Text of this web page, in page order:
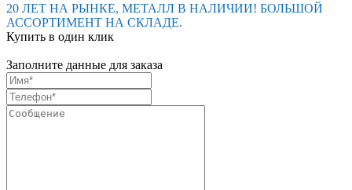
20 ЛЕТ НА РЫНКЕ, МЕТАЛЛ В НАЛИЧИИ! БОЛЬШОЙ
АССОРТИМЕНТ НА СКЛАДЕ.
Купить в один клик
Заполните данные для заказа